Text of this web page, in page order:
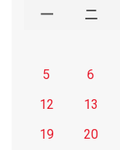
一 二
5
6
12
13
19
20